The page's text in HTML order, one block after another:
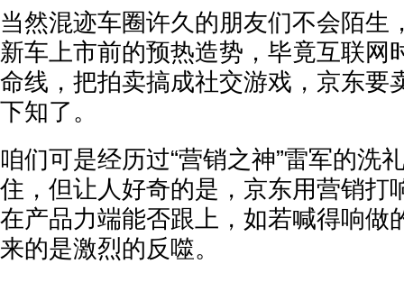
当然混迹车圈许久的朋友们不会陌生
新车上市前的预热造势，毕竟互联网
命线，把拍卖搞成社交游戏，京东要
下知了。
咱们可是经历过“营销之神”雷军的洗
住，但让人好奇的是，京东用营销打
在产品力端能否跟上，如若喊得响做
来的是激烈的反噬。